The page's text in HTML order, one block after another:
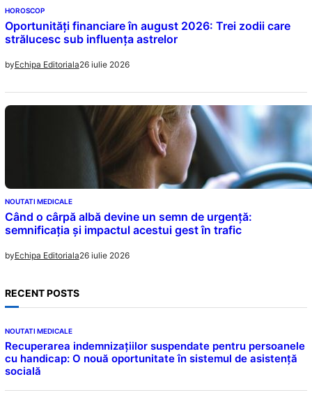
HOROSCOP
Oportunități financiare în august 2026: Trei zodii care
strălucesc sub influența astrelor
byEchipa Editoriala26 iulie 2026
NOUTATI MEDICALE
Când o cârpă albă devine un semn de urgență:
semnificația și impactul acestui gest în trafic
byEchipa Editoriala26 iulie 2026
RECENT POSTS
NOUTATI MEDICALE
Recuperarea indemnizațiilor suspendate pentru persoanele
cu handicap: O nouă oportunitate în sistemul de asistență
socială